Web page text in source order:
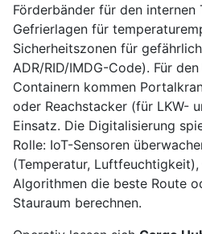
Förderbänder für den internen
Gefrierlagen für
Sicherheitszonen für
ADR/RID/IMDG-Code). Für
Containern kommen
oder Reachstacker (für LKW-
Einsatz. Die Digitalisierung
Rolle: IoT-Sensoren
(Temperatur,
Algorithmen die beste Route
Stauraum berechnen.